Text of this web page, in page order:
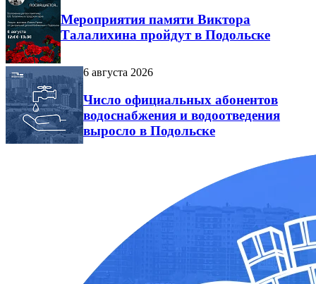
Мероприятия памяти Виктора
Талалихина пройдут в Подольске
6 августа 2026
Число официальных абонентов
водоснабжения и водоотведения
выросло в Подольске